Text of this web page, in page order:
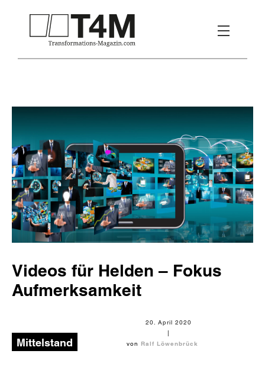
Videos für Helden – Fokus
Aufmerksamkeit
Mittelstand
20. April 2020
|
von Ralf Löwenbrück